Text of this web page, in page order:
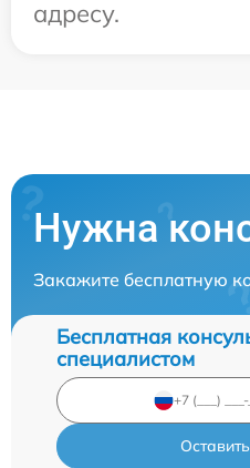
адресу.
Нужна
Закажите бесплатную
Бесплатная
специалистом